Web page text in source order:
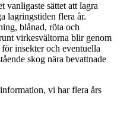
vanligaste sättet att lagra
lagringstiden flera år.
blånad, röta och
virkesvältorna blir genom
insekter och eventuella
skog nära bevattnade
vi har flera års